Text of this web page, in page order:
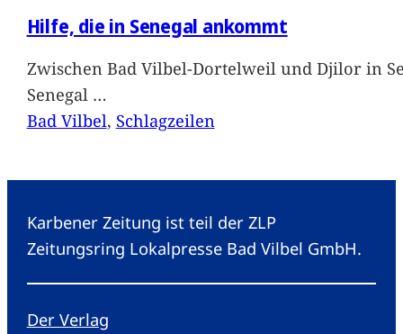
Hilfe, die in Senegal ankommt
Zwischen Bad Vilbel-Dortelweil und Djilor in
Senegal …
Bad Vilbel, Schlagzeilen
Karbener Zeitung ist teil der ZLP
Zeitungsring Lokalpresse Bad Vilbel GmbH.
Der Verlag